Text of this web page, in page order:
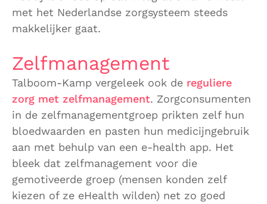
met het Nederlandse zorgsysteem steeds
makkelijker gaat.
Zelfmanagement
Talboom-Kamp vergeleek ook de reguliere
zorg met zelfmanagement. Zorgconsumenten
in de zelfmanagementgroep prikten zelf hun
bloedwaarden en pasten hun medicijngebruik
aan met behulp van een e-health app. Het
bleek dat zelfmanagement voor die
gemotiveerde groep (mensen konden zelf
kiezen of ze eHealth wilden) net zo goed